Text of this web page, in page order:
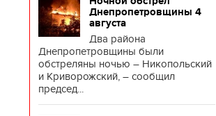
Днепропетровщины 4
августа
Два района
Днепропетровщины были
обстреляны ночью – Никопольский
и Криворожский, – сообщил
председ...